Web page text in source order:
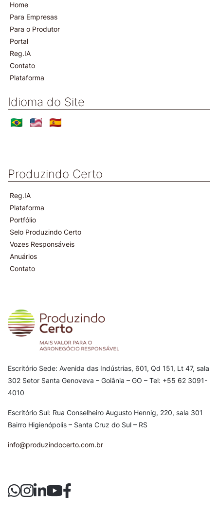
Home
Para Empresas
Para o Produtor
Portal
Reg.IA
Contato
Plataforma
Idioma do Site
Produzindo Certo
Reg.IA
Plataforma
Portfólio
Selo Produzindo Certo
Vozes Responsáveis
Anuários
Contato
Escritório Sede: Avenida das Indústrias, 601, Qd 151, Lt 47, sala
302 Setor Santa Genoveva – Goiânia – GO – Tel: +55 62 3091-
4010
Escritório Sul: Rua Conselheiro Augusto Hennig, 220, sala 301
Bairro Higienópolis – Santa Cruz do Sul – RS
info@produzindocerto.com.br